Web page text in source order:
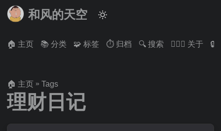
和风的天空
🏠 主页 📚 分类 🧩 标签 ⏱ 归档 🔍 搜索 🙋🏻‍♂️ 关于 🔒
🏠 主页 » Tags
理财日记